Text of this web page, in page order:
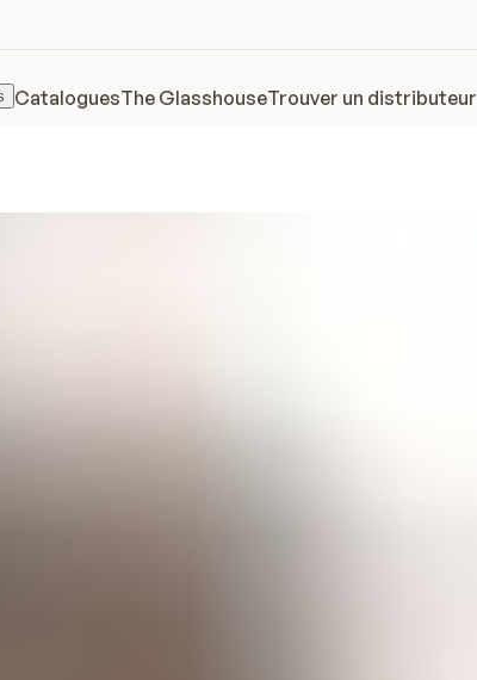
CataloguesThe GlasshouseTrouver un distributeur